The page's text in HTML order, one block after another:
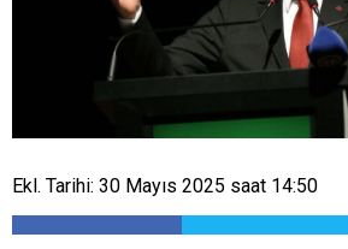
Ekl. Tarihi: 30 Mayıs 2025 saat 14:50